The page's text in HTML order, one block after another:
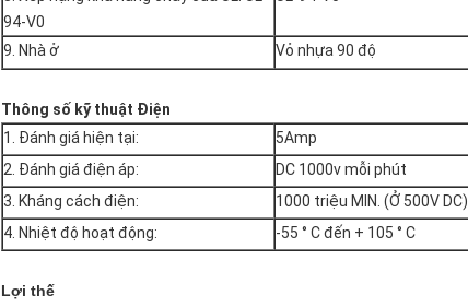
94-V0
9. Nhà ở Vỏ nhựa 90 độ
Thông số kỹ thuật Điện
1. Đánh giá hiện tại:
5Amp
2. Đánh giá điện áp:
DC 1000v mỗi phút
3. Kháng cách điện:
1000 triệu MIN. (Ở 500V DC)
4. Nhiệt độ hoạt động:
-55 ° C đến + 105 ° C
Lợi thế